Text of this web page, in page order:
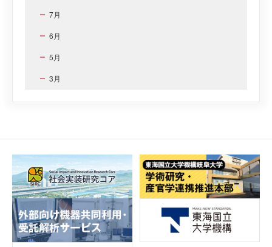
7月
6月
5月
3月